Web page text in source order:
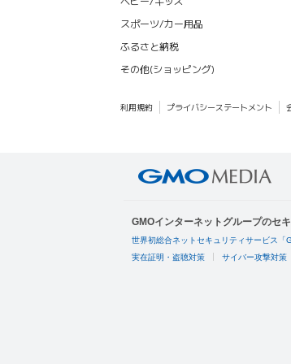
スポーツ/カー用品
ふるさと納税
その他(ショッピング)
利用規約 プライバシーステートメント
GMOインターネットグループのセ
世界初総合ネットセキュリティサービス「
実在証明・盗聴対策 サイバー攻撃対策